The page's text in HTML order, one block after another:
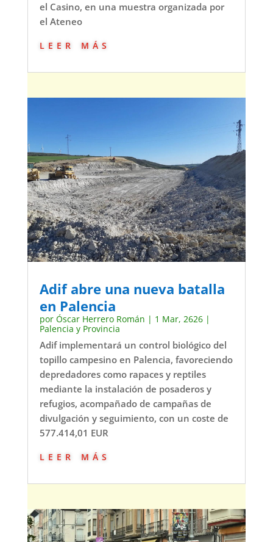
el Casino, en una muestra organizada por
el Ateneo
leer más
Adif abre una nueva batalla
en Palencia
por Óscar Herrero Román | 1 Mar, 2626|
Palencia y Provincia
Adif implementará un control biológico del
topillo campesino en Palencia, favoreciendo
depredadores como rapaces y reptiles
mediante la instalación de posaderos y
refugios, acompañado de campañas de
divulgación y seguimiento, con un coste de
577.414,01 EUR
leer más